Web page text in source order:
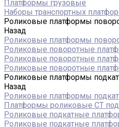
Платформы грузовые
Наборы транспортных
Роликовые платформы
Назад
Роликовые платформы
Роликовые поворотные
Роликовые поворотные
Роликовые поворотные
Роликовые платформы
Назад
Роликовые платформы
Платформы роликовые СТ
Роликовые подкатные
Роликовые подкатные